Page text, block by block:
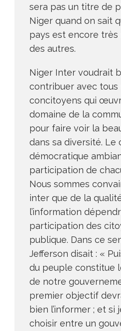
sera pas un titre de
Niger quand on sait
pays est encore très
des autres.
Niger Inter voudrait
contribuer avec tous
concitoyens qui
domaine de la
pour faire voir la
dans sa diversité. Le
démocratique
participation de
Nous sommes
inter que de la
l’information
participation des
publique. Dans ce
Jefferson disait : «
du peuple constitue
de notre
premier objectif
bien l’informer ; et si
choisir entre un